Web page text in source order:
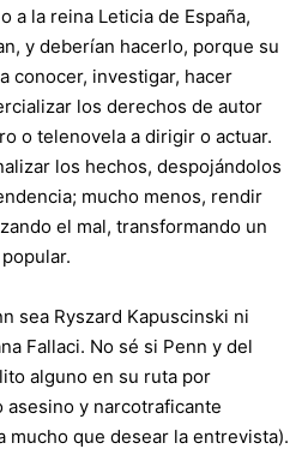
a la reina Leticia de España,
y deberían hacerlo, porque su
conocer, investigar, hacer
los derechos de autor
o telenovela a dirigir o actuar.
los hechos, despojándolos
mucho menos, rendir
el mal, transformando un
sea Ryszard Kapuscinski ni
Fallaci. No sé si Penn y del
alguno en su ruta por
y narcotraficante
mucho que desear la entrevista).